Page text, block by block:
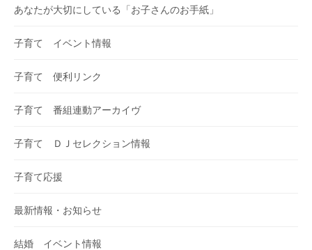
あなたが大切にしている「お子さんのお手紙」
子育て イベント情報
子育て 便利リンク
子育て 番組連動アーカイヴ
子育て ＤＪセレクション情報
子育て応援
最新情報・お知らせ
結婚 イベント情報